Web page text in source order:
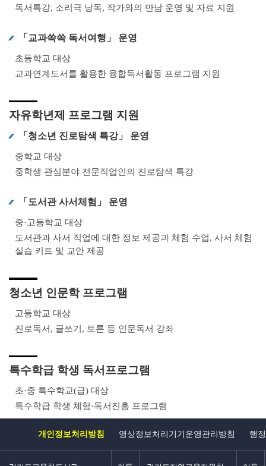
독서특강, 소리극 낭독, 작가와의 만남 운영 및 자료 지원
「교과쏙쏙 독서여행」 운영
초등학교 대상
교과연계도서를 활용한 융합독서활동 프로그램 지원
자유학년제 프로그램 지원
「청소년 진로탐색 특강」 운영
중학교 대상
중학생 관심분야 전문직업인의 진로탐색 특강
「도서관 사서체험」 운영
중·고등학교 대상
도서관과 사서 직업에 대한 정보 제공과 체험 수업, 사서 체험
실습 키트 및 교안 제공
청소년 인문학 프로그램
고등학교 대상
진로독서, 글쓰기, 토론 등 인문독서 강좌
특수학급 학생 독서프로그램
초·중 특수학교(급) 대상
특수학급 학생 체험·독서진흥 프로그램
개인정보처리방침 영상정보처리기기운영관리방침 행